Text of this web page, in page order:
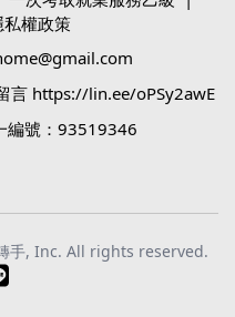
私權政策
言 https://lin.ee/oPSy2awE
編號：93519346
手, Inc. All rights reserved.